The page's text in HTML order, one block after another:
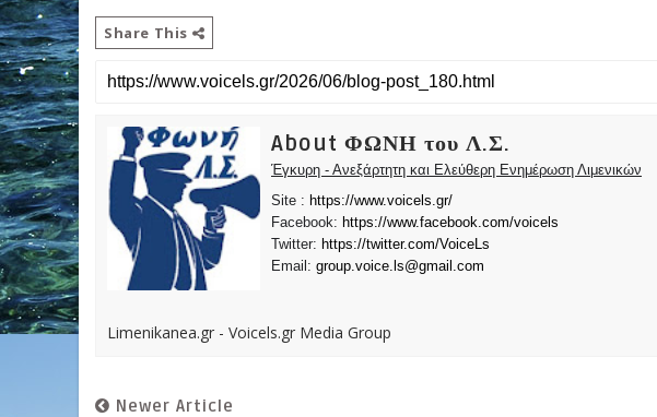
Share This
About ΦΩΝΗ του Λ.Σ.
Έγκυρη - Ανεξάρτητη και Ελεύθερη Ενημέρωση Λιμενικών
Site : https://www.voicels.gr/
Facebook: https://www.facebook.com/voicels
Twitter: https://twitter.com/VoiceLs
Email: group.voice.ls@gmail.com
Limenikanea.gr - Voicels.gr Media Group
Newer Article